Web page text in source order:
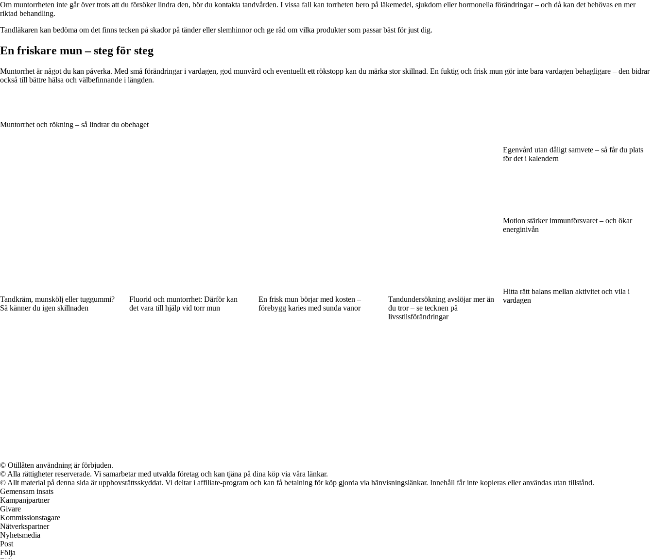
Om muntorrheten inte går över trots att du försöker lindra den, bör du kontakta tandvården. I vissa fall kan torrheten bero på läkemedel, sjukdom eller hormonella förändringar – och då kan det behövas en mer
riktad behandling.
Tandläkaren kan bedöma om det finns tecken på skador på tänder eller slemhinnor och ge råd om vilka produkter som passar bäst för just dig.
En friskare mun – steg för steg
Muntorrhet är något du kan påverka. Med små förändringar i vardagen, god munvård och eventuellt ett rökstopp kan du märka stor skillnad. En fuktig och frisk mun gör inte bara vardagen behagligare – den bidrar
också till bättre hälsa och välbefinnande i längden.
Muntorrhet och rökning – så lindrar du obehaget
Tandkräm, munskölj eller tuggummi?
Så känner du igen skillnaden
Fluorid och muntorrhet: Därför kan
det vara till hjälp vid torr mun
En frisk mun börjar med kosten –
förebygg karies med sunda vanor
Tandundersökning avslöjar mer än
du tror – se tecknen på
livsstilsförändringar
Egenvård utan dåligt samvete – så får du plats
för det i kalendern
Motion stärker immunförsvaret – och ökar
energinivån
Hitta rätt balans mellan aktivitet och vila i
vardagen
© Otillåten användning är förbjuden.
© Alla rättigheter reserverade. Vi samarbetar med utvalda företag och kan tjäna på dina köp via våra länkar.
© Allt material på denna sida är upphovsrättsskyddat. Vi deltar i affiliate-program och kan få betalning för köp gjorda via hänvisningslänkar. Innehåll får inte kopieras eller användas utan tillstånd.
Gemensam insats
Kampanjpartner
Givare
Kommissionstagare
Nätverkspartner
Nyhetsmedia
Post
Följa